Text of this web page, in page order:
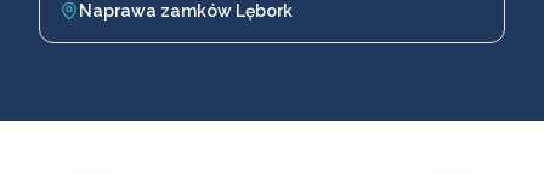
Naprawa zamków Lębork